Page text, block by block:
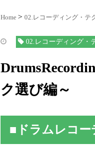
Home 02.レコーディング・テ
02.レコーディング・
ク選び編～
■ドラムレコー